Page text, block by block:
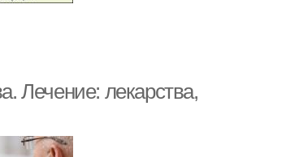
Лечение: лекарства,